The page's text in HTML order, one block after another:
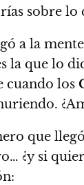
sobre lo
a la
la que lo
cuando los
que
¿y si